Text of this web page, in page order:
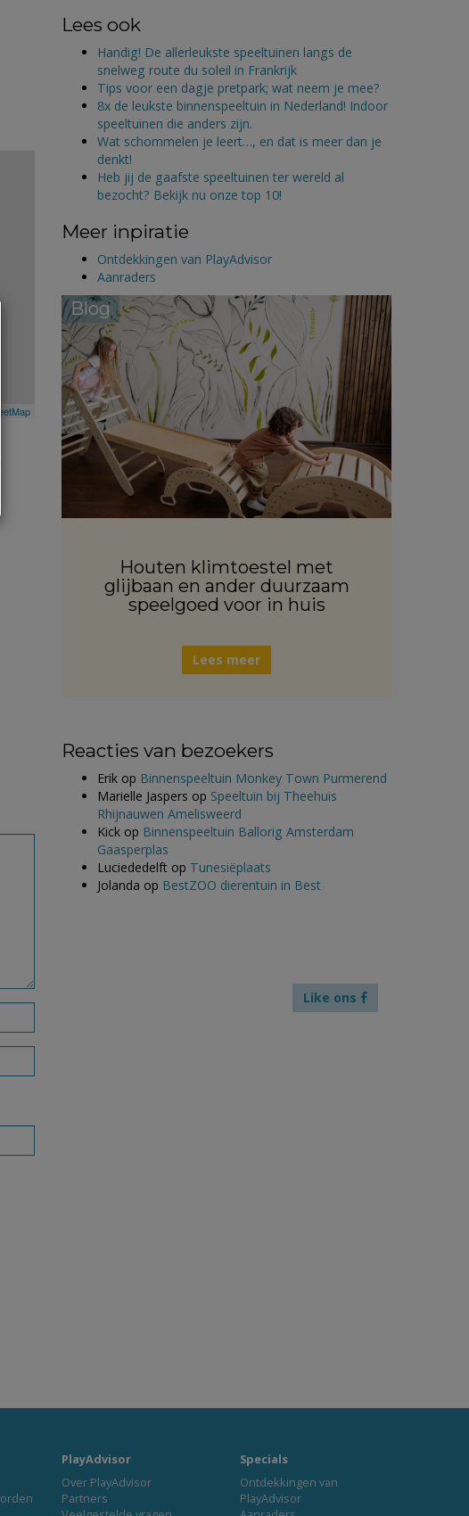
Lees ook
Handig! De allerleukste speeltuinen langs de
snelweg route du soleil in Frankrijk
Tips voor een dagje pretpark; wat neem je mee?
8x de leukste binnenspeeltuin in Nederland! Indoor
speeltuinen die anders zijn.
Wat schommelen je leert…, en dat is meer dan je
denkt!
Heb jij de gaafste speeltuinen ter wereld al
bezocht? Bekijk nu onze top 10!
Meer inpiratie
Ontdekkingen van PlayAdvisor
Aanraders
Blog
Houten klimtoestel met
glijbaan en ander duurzaam
speelgoed voor in huis
Lees meer
Reacties van bezoekers
Erik op Binnenspeeltuin Monkey Town Purmerend
Marielle Jaspers op Speeltuin bij Theehuis
Rhijnauwen Amelisweerd
Kick op Binnenspeeltuin Ballorig Amsterdam
Gaasperplas
Luciededelft op Tunesiëplaats
Jolanda op BestZOO dierentuin in Best
Like ons
PlayAdvisor
Over PlayAdvisor
Partners
Specials
Ontdekkingen van
PlayAdvisor